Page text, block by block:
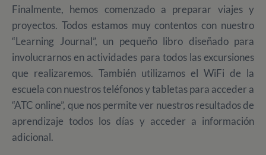
Finalmente, hemos comenzado a preparar viajes y
proyectos. Todos estamos muy contentos con nuestro
“Learning Journal”, un pequeño libro diseñado para
involucrarnos en actividades para todos las excursiones
que realizaremos. También utilizamos el WiFi de la
escuela con nuestros teléfonos y tabletas para acceder a
“ATC online”, que nos permite ver nuestros resultados de
aprendizaje todos los días y acceder a información
adicional.